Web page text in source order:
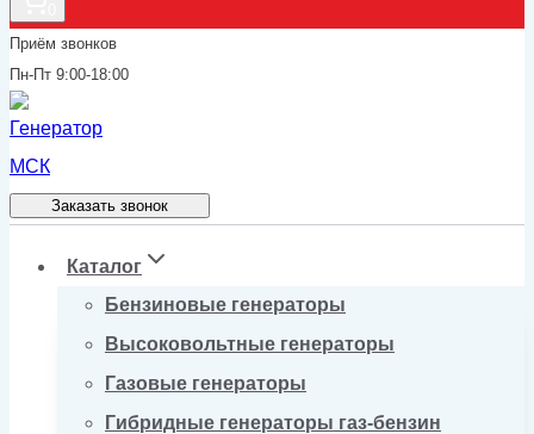
Приём звонков
Пн-Пт 9:00-18:00
Заказать звонок
Каталог
Бензиновые генераторы
Высоковольтные генераторы
Газовые генераторы
Гибридные генераторы газ-бензин